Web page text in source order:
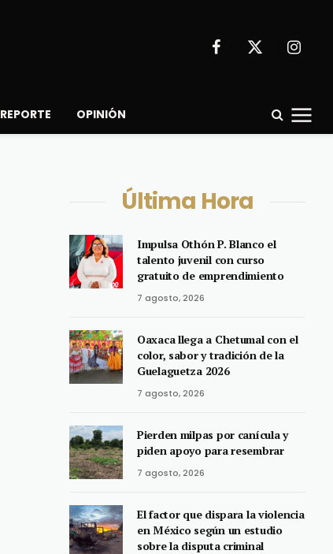
Facebook
X
REPORTE OPINIÓN
Última Hora
Impulsa Othón P. Blanco el
talento juvenil con curso
gratuito de emprendimiento
7 agosto, 2026
Oaxaca llega a Chetumal con el
color, sabor y tradición de la
Guelaguetza 2026
7 agosto, 2026
Pierden milpas por canícula y
piden apoyo para resembrar
7 agosto, 2026
El factor que dispara la violencia
en México según un estudio
sobre la disputa criminal